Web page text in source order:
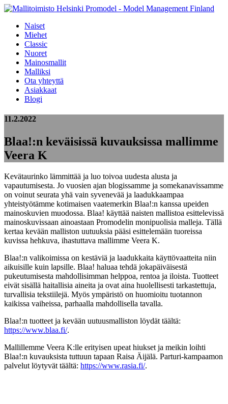
Naiset
Miehet
Classic
Nuoret
Mainosmallit
Malliksi
Ota yhteyttä
Asiakkaat
Blogi
11.2.2022
Blaa!:n keväisissä kuvauksissa mallimme
Veera K
Kevätaurinko lämmittää ja luo toivoa uudesta alusta ja
vapautumisesta. Jo vuosien ajan blogissamme ja somekanavissamme
on voinut seurata yhä vain syvenevää ja laadukkaampaa
yhteistyötämme kotimaisen vaatemerkin Blaa!:n kanssa upeiden
mainoskuvien muodossa. Blaa! käyttää naisten mallistoa esittelevissä
mainoskuvissaan ainoastaan Promodelin monipuolisia malleja. Tällä
kertaa kevään malliston uutuuksia pääsi esittelemään tuoreissa
kuvissa hehkuva, ihastuttava mallimme Veera K.
Blaa!:n valikoimissa on kestäviä ja laadukkaita käyttövaatteita niin
aikuisille kuin lapsille. Blaa! haluaa tehdä jokapäiväisestä
pukeutumisesta mahdollisimman helppoa, rentoa ja iloista. Tuotteet
eivät sisällä haitallisia aineita ja ovat aina huolellisesti tarkastettuja,
turvallisia tekstiilejä. Myös ympäristö on huomioitu tuotannon
kaikissa vaiheissa, parhaalla mahdollisella tavalla.
Blaa!:n tuotteet ja kevään uutuusmalliston löydät täältä:
https://www.blaa.fi/.
Mallillemme Veera K:lle erityisen upeat hiukset ja meikin loihti
Blaa!:n kuvauksista tuttuun tapaan Raisa Äijälä. Parturi-kampaamon
palvelut löytyvät täältä: https://www.rasia.fi/.